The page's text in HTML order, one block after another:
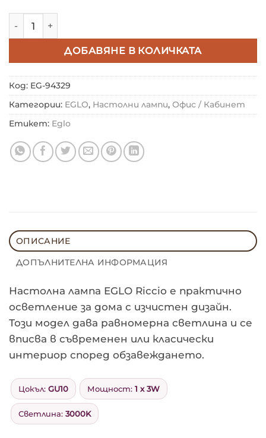
ДОБАВЯНЕ В КОЛИЧКАТА
Код: EG-94329
Категории: EGLO, Настолни лампи, Офис / Кабинет
Етикет: Eglo
ОПИСАНИЕ
ДОПЪЛНИТЕЛНА ИНФОРМАЦИЯ
Настолна
лампа
EGLO
Riccio
Настолна лампа EGLO Riccio е практично
осветление за дома с изчистен дизайн.
Този модел дава равномерна светлина и се
вписва в съвременен или класически
интериор според обзавеждането.
Цокъл: GU10 Мощност: 1 x 3W
Светлина: 3000K